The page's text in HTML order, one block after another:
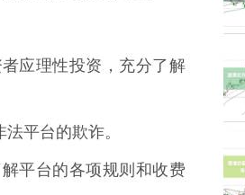
应理性投资，充分了解
平台的欺诈。
平台的各项规则和收费